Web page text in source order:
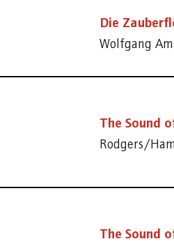
Die
Wolfgang
The Sound
Rodgers/
The Sound